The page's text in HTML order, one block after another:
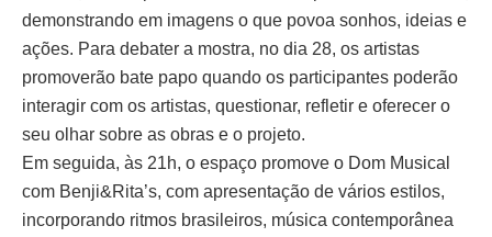
demonstrando em imagens o que povoa sonhos, ideias e
ações. Para debater a mostra, no dia 28, os artistas
promoverão bate papo quando os participantes poderão
interagir com os artistas, questionar, refletir e oferecer o
seu olhar sobre as obras e o projeto.
Em seguida, às 21h, o espaço promove o Dom Musical
com Benji&Rita’s, com apresentação de vários estilos,
incorporando ritmos brasileiros, música contemporânea